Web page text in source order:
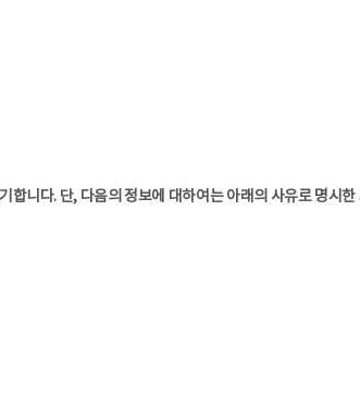
니다. 단, 다음의 정보에 대하여는 아래의 사유로 명시